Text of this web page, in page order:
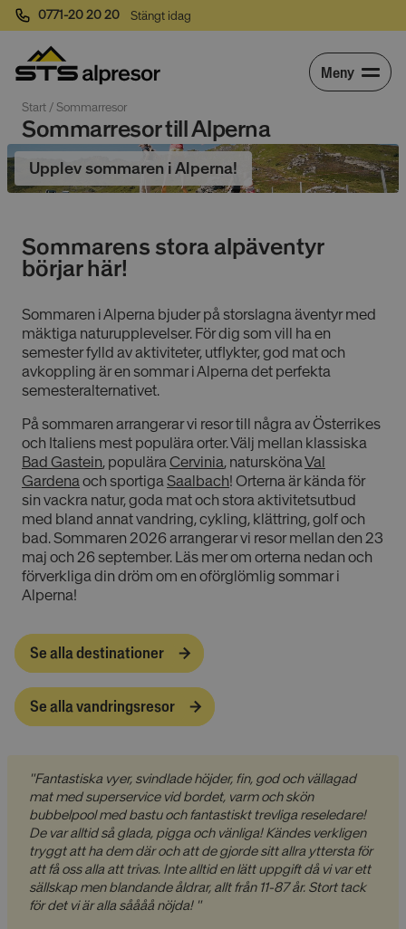
0771-20 20 20 Stängt idag
Meny
Start / Sommarresor
Sommarresor till Alperna
Upplev sommaren i Alperna!
Sommarens stora alpäventyr
börjar här!
Sommaren i Alperna bjuder på storslagna äventyr med
mäktiga naturupplevelser. För dig som vill ha en
semester fylld av aktiviteter, utflykter, god mat och
avkoppling är en sommar i Alperna det perfekta
semesteralternativet.
På sommaren arrangerar vi resor till några av Österrikes
och Italiens mest populära orter. Välj mellan klassiska
Bad Gastein, populäraCervinia, naturskönaVal
Gardenaoch sportigaSaalbach! Orterna är kända för
sin vackra natur, goda mat och stora aktivitetsutbud
med bland annat vandring, cykling, klättring, golf och
bad. Sommaren 2026 arrangerar vi resor mellan den 23
maj och 26 september. Läs mer om orterna nedan och
förverkliga din dröm om en oförglömlig sommar i
Alperna!
Se alla destinationer
Se alla vandringsresor
"Fantastiska vyer, svindlade höjder, fin, god och vällagad
mat med superservice vid bordet, varm och skön
bubbelpool med bastu och fantastiskt trevliga reseledare!
De var alltid så glada, pigga och vänliga! Kändes verkligen
tryggt att ha dem där och att de gjorde sitt allra yttersta för
att få oss alla att trivas. Inte alltid en lätt uppgift då vi var ett
sällskap men blandande åldrar, allt från 11-87 år. Stort tack
för det vi är alla såååå nöjda! "